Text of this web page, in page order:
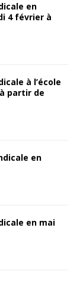
en
4 février à
à l’école
partir de
en
en mai